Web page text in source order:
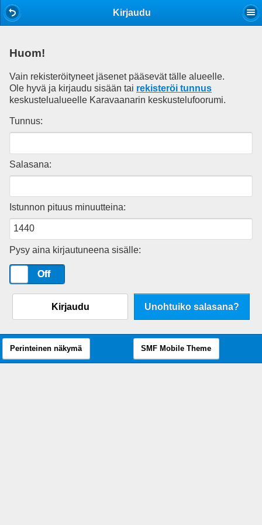
Kirjaudu
Huom!
Vain rekisteröityneet jäsenet pääsevät tälle alueelle.
Ole hyvä ja kirjaudu sisään tai rekisteröi tunnus
keskustelualueelle Karavaanarin keskustelufoorumi.
Tunnus:
Salasana:
Istunnon pituus minuutteina:
Pysy aina kirjautuneena sisälle:
Off
Kirjaudu Unohtuiko salasana?
Perinteinen näkymä SMF Mobile Theme